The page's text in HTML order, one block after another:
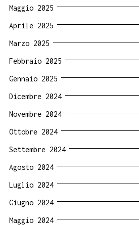
Maggio 2025
Aprile 2025
Marzo 2025
Febbraio 2025
Gennaio 2025
Dicembre 2024
Novembre 2024
Ottobre 2024
Settembre 2024
Agosto 2024
Luglio 2024
Giugno 2024
Maggio 2024